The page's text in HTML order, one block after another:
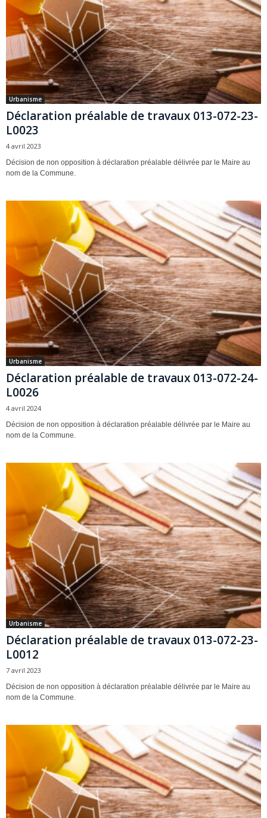
Urbanisme
Déclaration préalable de travaux 013-072-23-
L0023
4 avril 2023
Décision de non opposition à déclaration préalable délivrée par le Maire au
nom de la Commune.
Urbanisme
Déclaration préalable de travaux 013-072-24-
L0026
4 avril 2024
Décision de non opposition à déclaration préalable délivrée par le Maire au
nom de la Commune.
Urbanisme
Déclaration préalable de travaux 013-072-23-
L0012
7 avril 2023
Décision de non opposition à déclaration préalable délivrée par le Maire au
nom de la Commune.